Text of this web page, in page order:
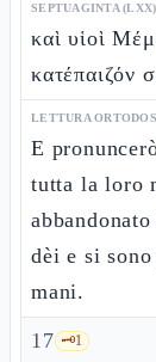
SEPTUAGINTA (LXX)
καὶ υἱοὶ
κατέπαιζόν
LETTURA
E
tutta la loro
dèi e si
mani.
17 🗝️1